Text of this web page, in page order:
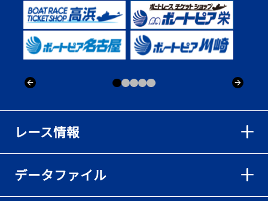
レース情報
データファイル